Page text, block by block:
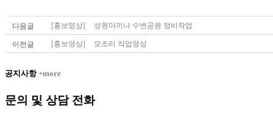
다음글 [홍보영상] 성원마끼나 수변공원 정비작업
이전글 [홍보영상] 모조리 작업영상
공지사항+more
문의 및 상담 전화